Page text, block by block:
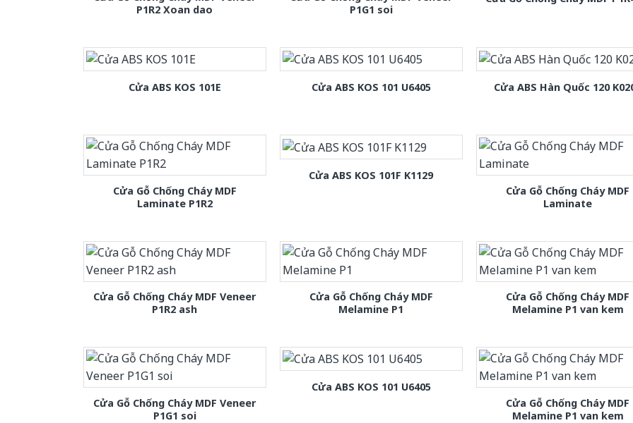
P1R2 Xoan dao
P1G1 soi
Cửa ABS KOS 101E Cửa ABS KOS 101 U6405 Cửa ABS Hàn Quốc 120
Cửa Gỗ Chống Cháy MDF
Laminate P1R2
Cửa ABS KOS 101F K1129
Cửa Gỗ Chống Cháy MDF
Laminate
Cửa Gỗ Chống Cháy MDF Veneer
P1R2 ash
Cửa Gỗ Chống Cháy MDF
Melamine P1
Cửa Gỗ Chống Cháy MDF
Melamine P1 van kem
Cửa Gỗ Chống Cháy MDF Veneer
P1G1 soi
Cửa ABS KOS 101 U6405
Cửa Gỗ Chống Cháy MDF
Melamine P1 van kem